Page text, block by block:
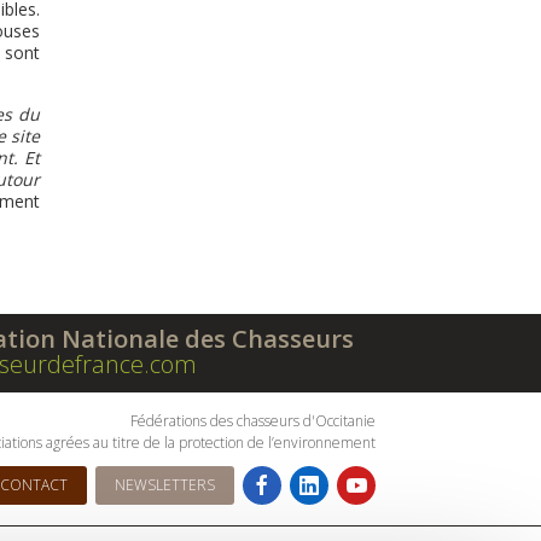
du
site
Et
Nationale des Chasseurs
Fédérations des chasseurs d'Occitanie
agrées au titre de la protection de l’environnement
CONTACT NEWSLETTERS